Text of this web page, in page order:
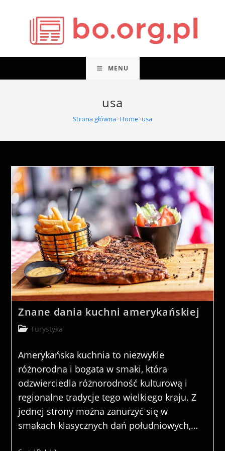
MENU
usa
Strona główna>Home>usa
Znane dania kuchni amerykańskiej
PostTurystyka
Amerykańska kuchnia to niezwykle
różnorodna i bogata w smaki, która
odzwierciedla różnorodność kulturową i
regionalne tradycje tego wielkiego kraju. Z
jednej strony można zanurzyć się w
smakach klasycznych dań południowych,…